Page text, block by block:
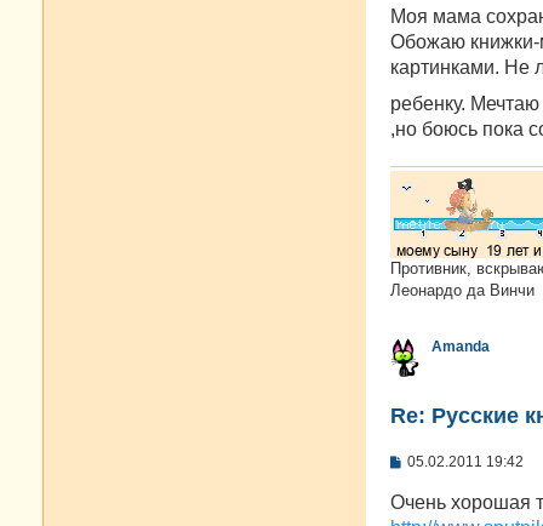
н
и
е
Моя мама
Обожаю книжки-
картинками. Не
ребенку.
,но боюсь пока
Противник,
Леонардо да Винчи
Amanda
Re: Русские
С
о
б
05.02.2011 19:42
Очень хорошая